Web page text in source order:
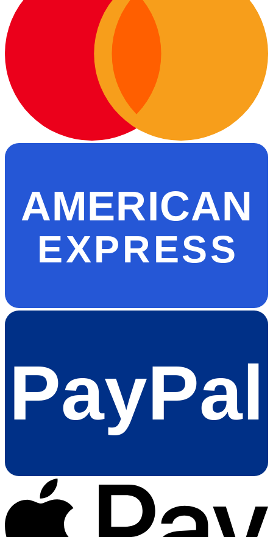
AMERICAN
EXPRESS
PayPal